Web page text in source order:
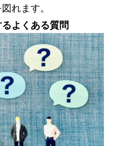
れます。
よくある質問